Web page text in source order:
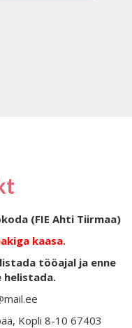
(FIE Ahti Tiirmaa)
kaasa.
tööajal ja enne
Kopli 8-10 67403